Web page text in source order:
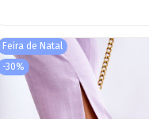
Feira de Natal
-30%